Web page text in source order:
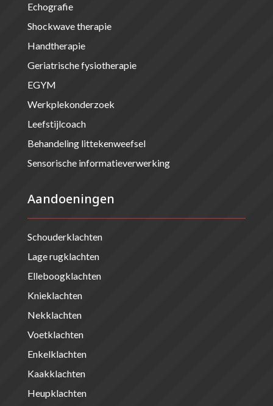
Echografie
Shockwave therapie
Handtherapie
Geriatrische fysiotherapie
EGYM
Werkplekonderzoek
Leefstijlcoach
Behandeling littekenweefsel
Sensorische informatieverwerking
Aandoeningen
Schouderklachten
Lage rugklachten
Elleboogklachten
Knieklachten
Nekklachten
Voetklachten
Enkelklachten
Kaakklachten
Heupklachten